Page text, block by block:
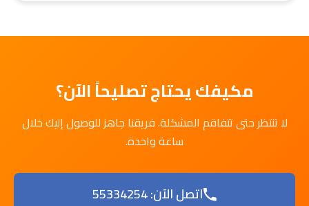
مكيفك يحتاج تصليحاً الآن؟
لا تنتظر حتى تتفاقم المشكلة. فريقنا جاهز للوصول إليك خلال
ساعة واحدة.
اتصل الآن: 55334254